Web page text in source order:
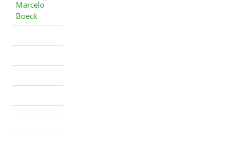
Marcelo
Boeck